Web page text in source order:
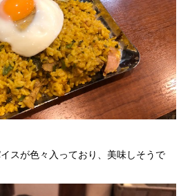
スが色々入っており、美味しそうで